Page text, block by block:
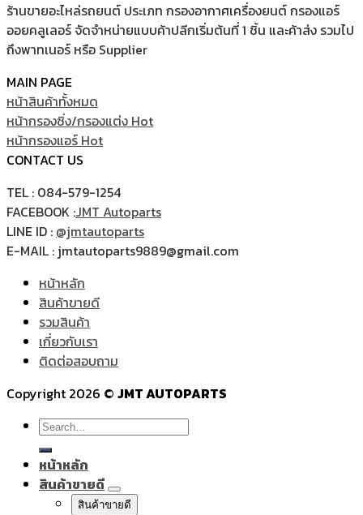
ร้านขายอะไหล่รถยนต์ ประเภท กรองอากาศเครื่องยนต์ กรองแอร์
ออยคลูเลอร์ จัดจำหน่ายแบบค้าปลีกเริ่มต้นที่ 1 ชิ้น และค้าส่ง รวมไป
ถึงพาทเนอร์ หรือ Supplier
MAIN PAGE
หน้าสินค้าทั้งหมด
หน้ากรองซิ่ง/กรองแต่ง
หน้ากรองแอร์
CONTACT US
TEL : 084-579-1254
FACEBOOK :JMT Autoparts
LINE ID : @jmtautoparts
E-MAIL : jmtautoparts9889@gmail.com
หน้าหลัก
สินค้าขายดี
รวมสินค้า
เกี่ยวกับเรา
ติดต่อสอบถาม
Copyright 2026 © JMT AUTOPARTS
Search
for:
หน้าหลัก
สินค้าขายดี
สินค้าขายดี